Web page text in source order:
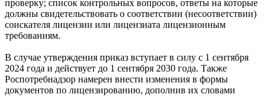
проверку; список контрольных вопросов, ответы на которые
должны свидетельствовать о соответствии (несоответствии)
соискателя лицензии или лицензиата лицензионным
требованиям.
В случае утверждения приказ вступает в силу с 1 сентября
2024 года и действует до 1 сентября 2030 года. Также
Роспотребнадзор намерен внести изменения в формы
документов по лицензированию, дополнив их словами